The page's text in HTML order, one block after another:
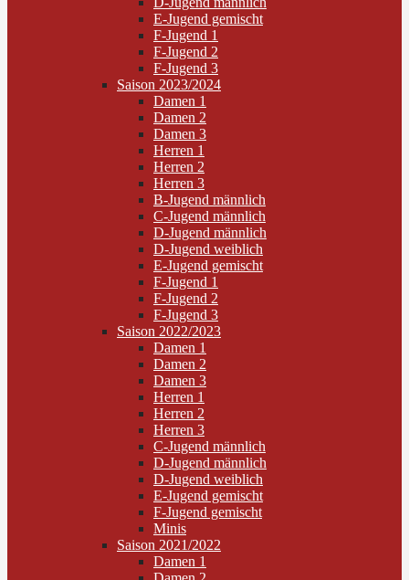
E-Jugend gemischt
F-Jugend 1
F-Jugend 2
F-Jugend 3
Saison 2023/2024
Damen 1
Damen 2
Damen 3
Herren 1
Herren 2
Herren 3
B-Jugend männlich
C-Jugend männlich
D-Jugend männlich
D-Jugend weiblich
E-Jugend gemischt
F-Jugend 1
F-Jugend 2
F-Jugend 3
Saison 2022/2023
Damen 1
Damen 2
Damen 3
Herren 1
Herren 2
Herren 3
C-Jugend männlich
D-Jugend männlich
D-Jugend weiblich
E-Jugend gemischt
F-Jugend gemischt
Minis
Saison 2021/2022
Damen 1